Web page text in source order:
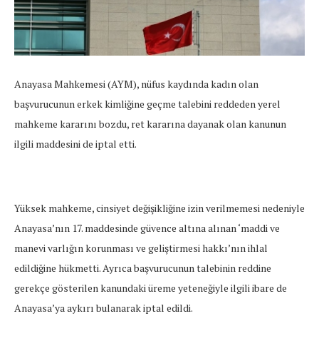
Anayasa Mahkemesi (AYM), nüfus kaydında kadın olan
başvurucunun erkek kimliğine geçme talebini reddeden yerel
mahkeme kararını bozdu, ret kararına dayanak olan kanunun
ilgili maddesini de iptal etti.
Yüksek mahkeme, cinsiyet değişikliğine izin verilmemesi nedeniyle
Anayasa’nın 17. maddesinde güvence altına alınan ‘maddi ve
manevi varlığın korunması ve geliştirmesi hakkı’nın ihlal
edildiğine hükmetti. Ayrıca başvurucunun talebinin reddine
gerekçe gösterilen kanundaki üreme yeteneğiyle ilgili ibare de
Anayasa’ya aykırı bulanarak iptal edildi.